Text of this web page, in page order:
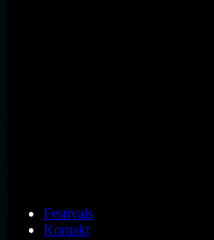
Festivals
Kontakt